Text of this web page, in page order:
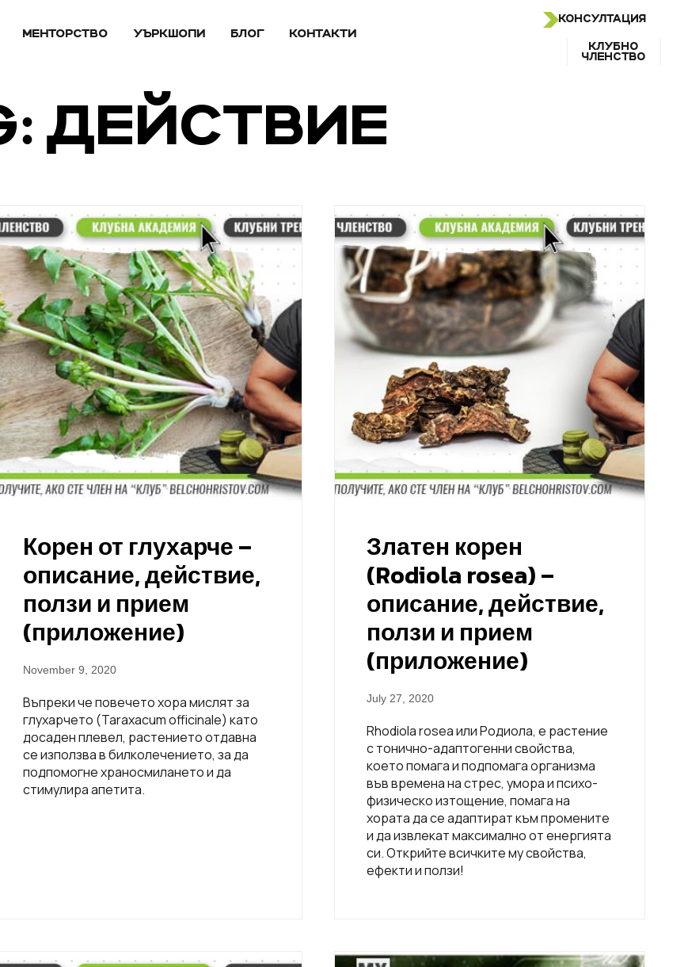
МЕНТОРСТВО УЪРКШОПИ БЛОГ КОНТАКТИ
КОНСУЛТАЦИЯ
КЛУБНО
ЧЛЕНСТВО
ДЕЙСТВИЕ
Корен от глухарче –
описание, действие,
ползи и прием
(приложение)
November 9, 2020
Въпреки че повечето хора мислят за
глухарчето (Taraxacum officinale) като
досаден плевел, растението отдавна
се използва в билколечението, за да
подпомогне храносмилането и да
стимулира апетита.
Златен корен
(Rodiola rosea) –
описание, действие,
ползи и прием
(приложение)
July 27, 2020
Rhodiola rosea или Родиола, е растение
с тонично-адаптогенни свойства,
което помага и подпомага организма
във времена на стрес, умора и психо-
физическо изтощение, помага на
хората да се адаптират към промените
и да извлекат максимално от енергията
си. Открийте всичките му свойства,
ефекти и ползи!